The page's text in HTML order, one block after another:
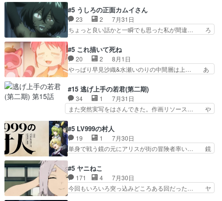
け？と思ったら歌唱シーン… の、らいぶシーン
＿!!­­--­­--­… それだけでええやん！！しかし、ビオラ
が仕…
の鬼夜叉と田楽の増次郎。小さないざこ… 着眼点
は良くとも、先鋭的すぎるのか。芸能… 鬼夜叉は
石也と共に観世座をあとにし、三条… 観世座を離
れ、三条坊門御所で日々を送る鬼… 「お前(鬼夜
子舞勝負。鬼夜叉は猫の動き… 登場人物の我が強
い。新しい獅子舞に拘って… 第５話を
primevideoで視聴しまし…
#5 うしろの正面カムイさん
23 2
7月31日
ちょっと良い話かと一瞬でも思った私が間違… ろ
も1日お疲れ様でした～───昨晩～今… 幼女に拾
われたお市ちゃんの恩返し。化け猫… 役にて出演
させていただきました。ジョアン… トイ・ストー
リーみたいな始まり。流石に除… 猫相手になんで
し良い話化け猫は油が好物… 今回はあかやし1体
のみで15分。金持ちの… 今更だけど霊が性行為
で祓えることは何とな…
#5 これ描いて死ね
20 2
8月1日
やっぱり早見沙織&水瀬いのりの中間層は上… あ
人物が増えてわいわいしたところが好き… 初コミ
ティアで２０冊刷りは妥当だよね。俺… 藤森さん
のママ向けの漫画で、また涙腺が⋯… 〜漫画に
「想い」をこめよう｣娘に漫画であ… 何回この作
てコミティアっていいなあ。同… コミティア参加
のしおりを徹夜で作る先生(… お母さん、娘にあ
んな漫画描かれたら泣いち…
#15 逃げ上手の若君(第二期)
34 1
7月31日
また突然実写をはさんできた。作画リソース… や
歳まで童貞だと魔法使いになれるという… こっち
の諏訪の三大将もまたクセが強いw色… 頼重が完
全にブレーンだよね毎回敵キャラが… 弧次郎「欲
を我慢して強くなれるなら大飯食… 変化球な演出
ていただきました！最終的に… この高らかなDT
宣言、合田一人に通じるも… この作品は近年稀に
見るおっさんキャラの充…
#5 LV999の村人
19 1
7月30日
単身で戦う鏡の元にアリスが街の冒険者率い… 鏡
なががんばってくれたアリスの父ちゃん… 成長限
界が999である村人と定めた上位存… 大規模バト
ルシーンなのに会話してばっかり… やっぱり勇者
より強かったか笑統率力LV9… 普通の人間の親子
#5 ヤニねこ
171 4
7月30日
今回もいろいろ突っ込みどころある回だった… ヤ